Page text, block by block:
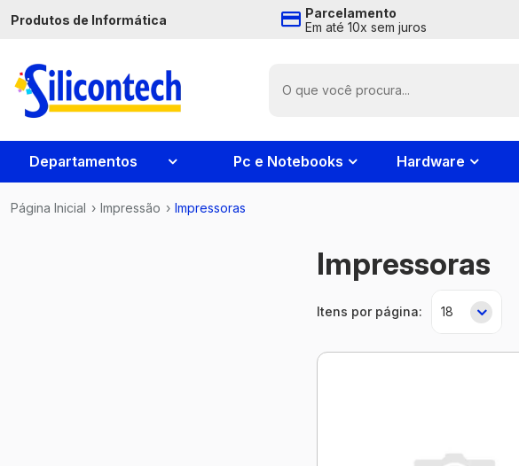
Produtos de Informática
Parcelamento
Em até 10x sem juros
Departamentos Pc e Notebooks Hardware
Página Inicial › Impressão › Impressoras
Impressoras
Itens por página: